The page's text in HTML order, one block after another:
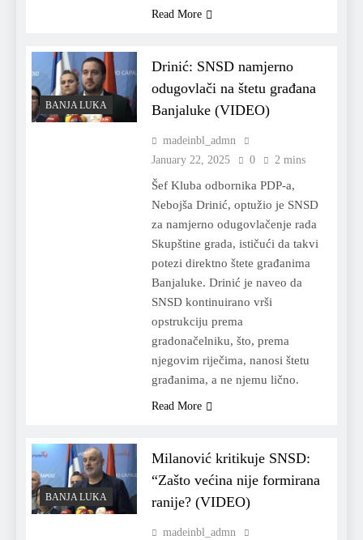
Read More
BANJA LUKA
Drinić: SNSD namjerno
odugovlači na štetu građana
Banjaluke (VIDEO)
madeinbl_admn
January 22, 2025
0 2 mins
Šef Kluba odbornika PDP-a,
Nebojša Drinić, optužio je SNSD
za namjerno odugovlačenje rada
Skupštine grada, ističući da takvi
potezi direktno štete građanima
Banjaluke. Drinić je naveo da
SNSD kontinuirano vrši
opstrukciju prema
gradonačelniku, što, prema
njegovim riječima, nanosi štetu
građanima, a ne njemu lično.
Read More
BANJA LUKA
Milanović kritikuje SNSD:
“Zašto većina nije formirana
ranije? (VIDEO)
madeinbl_admn